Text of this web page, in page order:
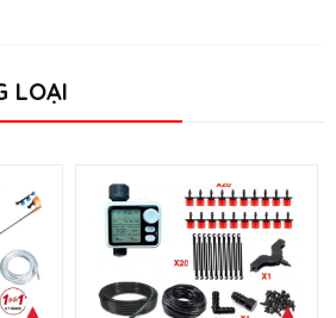
LOẠI